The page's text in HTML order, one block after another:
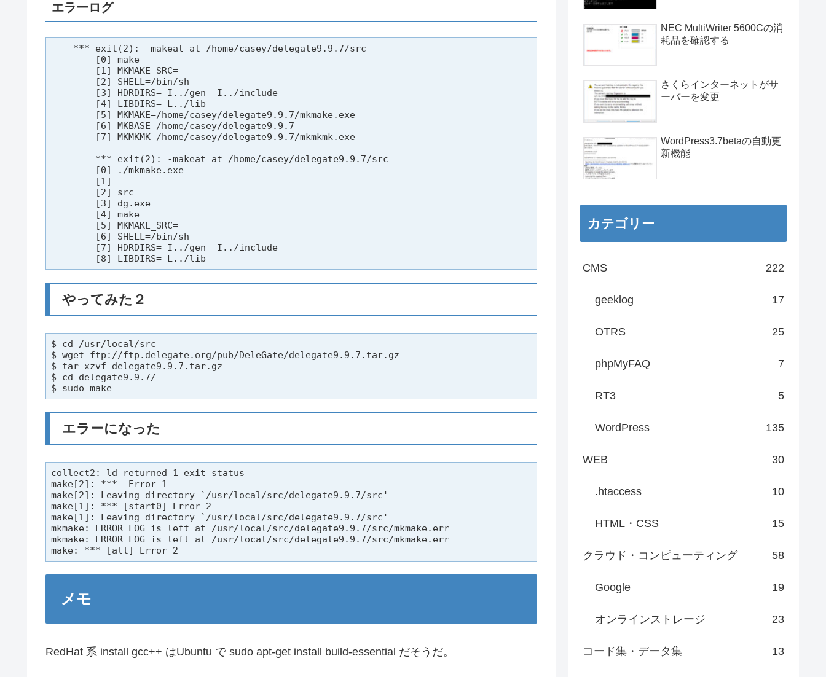
エラーログ
*** exit(2): -makeat at /home/casey/delegate9.9.7/src
[0] make
[1] MKMAKE_SRC=
[2] SHELL=/bin/sh
[3] HDRDIRS=-I../gen -I../include
[4] LIBDIRS=-L../lib
[5] MKMAKE=/home/casey/delegate9.9.7/mkmake.exe
[6] MKBASE=/home/casey/delegate9.9.7
[7] MKMKMK=/home/casey/delegate9.9.7/mkmkmk.exe
*** exit(2): -makeat at /home/casey/delegate9.9.7/src
[0] ./mkmake.exe
[1]
[2] src
[3] dg.exe
[4] make
[5] MKMAKE_SRC=
[6] SHELL=/bin/sh
[7] HDRDIRS=-I../gen -I../include
[8] LIBDIRS=-L../lib
やってみた２
$ cd /usr/local/src
$ wget ftp://ftp.delegate.org/pub/DeleGate/delegate9.9.7.tar.gz
$ tar xzvf delegate9.9.7.tar.gz
$ cd delegate9.9.7/
$ sudo make
エラーになった
collect2: ld returned 1 exit status
make[2]: ***  Error 1
make[2]: Leaving directory `/usr/local/src/delegate9.9.7/src'
make[1]: *** [start0] Error 2
make[1]: Leaving directory `/usr/local/src/delegate9.9.7/src'
mkmake: ERROR LOG is left at /usr/local/src/delegate9.9.7/src/mkmake.err
mkmake: ERROR LOG is left at /usr/local/src/delegate9.9.7/src/mkmake.err
make: *** [all] Error 2
メモ
RedHat 系 install gcc++ はUbuntu で sudo apt-get install build-essential だそうだ。
NEC MultiWriter 5600Cの消
耗品を確認する
さくらインターネットがサ
ーバーを変更
WordPress3.7betaの自動更
新機能
カテゴリー
CMS 222
geeklog 17
OTRS 25
phpMyFAQ 7
RT3 5
WordPress 135
WEB 30
.htaccess 10
HTML・CSS 15
クラウド・コンピューティング 58
Google 19
オンラインストレージ 23
コード集・データ集 13